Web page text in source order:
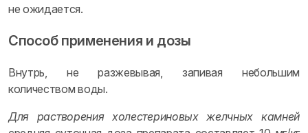
не ожидается.
Способ применения и дозы
Внутрь, не разжевывая, запивая небольшим
количеством воды.
Для растворения холестериновых желчных камней